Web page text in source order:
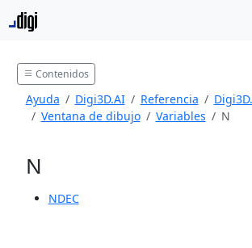
Contenidos
Ayuda Digi3D.AI Referencia
Ventana de dibujo
Variables N
N
NDEC